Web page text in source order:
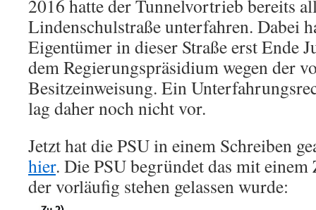
2016 hatte der Tunnelvortrieb bereits
Lindenschulstraße unterfahren. Dabei
Eigentümer in dieser Straße erst Ende
dem Regierungspräsidium wegen der
Besitzeinweisung. Ein
lag daher noch nicht vor.
Jetzt hat die PSU in einem Schreiben
hier. Die PSU begründet das mit
der vorläufig stehen gelassen wurde: